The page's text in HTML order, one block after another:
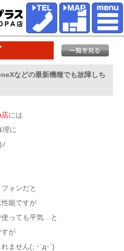
などの最新機種でも故障しち
店には
理に
ォンだと
能ですが
使っても平気…と
すが
ません(; ･`д･´)